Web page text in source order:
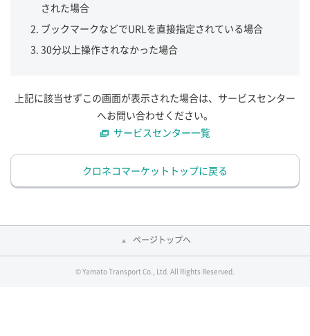
された場合
ブックマークなどでURLを直接指定されている場合
30分以上操作されなかった場合
上記に該当せずこの画面が表示された場合は、サービスセンター
へお問い合わせください。
サービスセンター一覧
クロネコマーケットトップに戻る
ページトップへ
© Yamato Transport Co., Ltd. All Rights Reserved.